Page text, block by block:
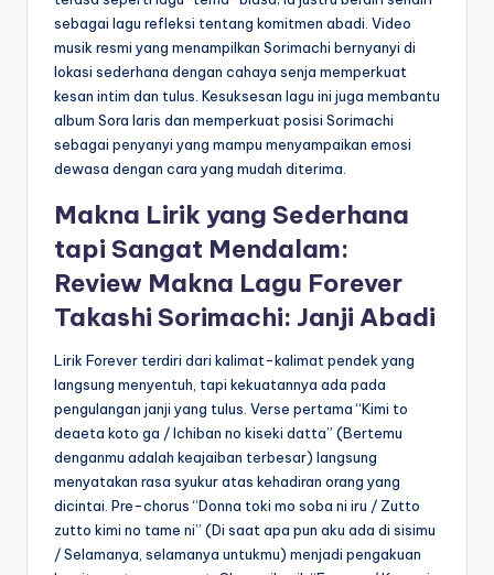
sebagai lagu refleksi tentang komitmen abadi. Video
musik resmi yang menampilkan Sorimachi bernyanyi di
lokasi sederhana dengan cahaya senja memperkuat
kesan intim dan tulus. Kesuksesan lagu ini juga membantu
album Sora laris dan memperkuat posisi Sorimachi
sebagai penyanyi yang mampu menyampaikan emosi
dewasa dengan cara yang mudah diterima.
Makna Lirik yang Sederhana
tapi Sangat Mendalam:
Review Makna Lagu Forever
Takashi Sorimachi: Janji Abadi
Lirik Forever terdiri dari kalimat-kalimat pendek yang
langsung menyentuh, tapi kekuatannya ada pada
pengulangan janji yang tulus. Verse pertama “Kimi to
deaeta koto ga / Ichiban no kiseki datta” (Bertemu
denganmu adalah keajaiban terbesar) langsung
menyatakan rasa syukur atas kehadiran orang yang
dicintai. Pre-chorus “Donna toki mo soba ni iru / Zutto
zutto kimi no tame ni” (Di saat apa pun aku ada di sisimu
/ Selamanya, selamanya untukmu) menjadi pengakuan